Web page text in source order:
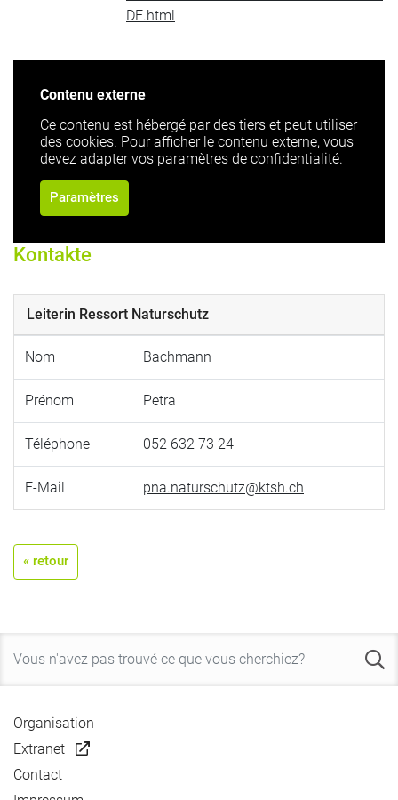
DE.html
Contenu externe
Ce contenu est hébergé par des tiers et peut utiliser
des cookies. Pour afficher le contenu externe, vous
devez adapter vos paramètres de confidentialité.
Paramètres
Kontakte
Leiterin Ressort Naturschutz
Nom Bachmann
Prénom Petra
Téléphone 052 632 73 24
E-Mail pna.naturschutz@ktsh.ch
« retour
Organisation
Extranet
Contact